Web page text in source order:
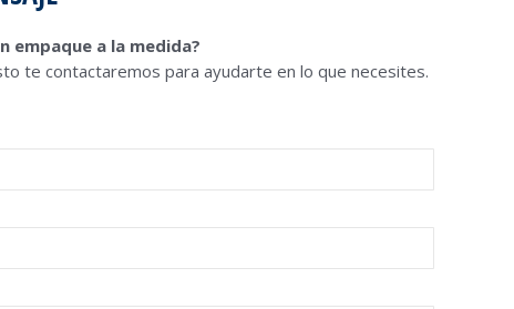
empaque a la medida?
te contactaremos para ayudarte en lo que necesites.